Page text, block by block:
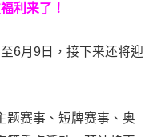
利来了！
6月9日，接下来还将迎
题赛事、短牌赛事、奥